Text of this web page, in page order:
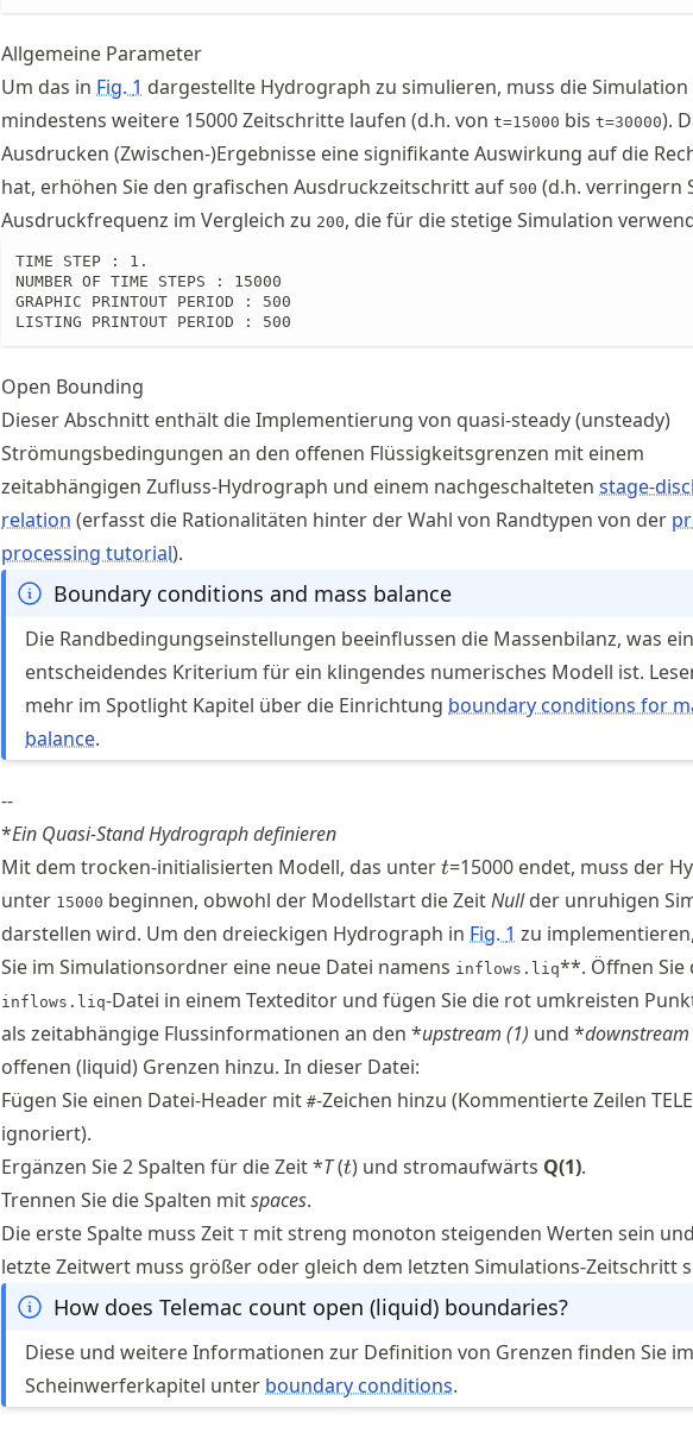
Allgemeine Parameter
Um das in Fig. 1 dargestellte Hydrograph zu simulieren, muss die
mindestens weitere 15000 Zeitschritte laufen (d.h. von t=15000 bis t=30000).
Ausdrucken (Zwischen-)Ergebnisse eine signifikante Auswirkung auf die
hat, erhöhen Sie den grafischen Ausdruckzeitschritt auf 500 (d.h. verringern
Ausdruckfrequenz im Vergleich zu 200, die für die stetige Simulation
TIME STEP : 1.
NUMBER OF TIME STEPS : 15000
GRAPHIC PRINTOUT PERIOD : 500
LISTING PRINTOUT PERIOD : 500
Open Bounding
Dieser Abschnitt enthält die Implementierung von quasi-steady (unsteady)
Strömungsbedingungen an den offenen Flüssigkeitsgrenzen mit einem
zeitabhängigen Zufluss-Hydrograph und einem nachgeschalteten stage-
relation (erfasst die Rationalitäten hinter der Wahl von Randtypen von der
processing tutorial).
Boundary conditions and mass balance
Die Randbedingungseinstellungen beeinflussen die Massenbilanz, was ein
entscheidendes Kriterium für ein klingendes numerisches Modell ist.
mehr im Spotlight Kapitel über die Einrichtung boundary conditions for
balance.
--
*Ein Quasi-Stand Hydrograph definieren
Mit dem trocken-initialisierten Modell, das untert
t=15000 endet, muss der
unter 15000 beginnen, obwohl der Modellstart die ZeitNullder unruhigen
darstellen wird. Um den dreieckigen Hydrograph in Fig. 1 zu
Sie im Simulationsordner eine neue Datei namens inflows.liq**. Öffnen Sie
inflows.liq-Datei in einem Texteditor und fügen Sie die rot umkreisten
als zeitabhängige Flussinformationen an den *upstream (1) und *downstream
offenen (liquid) Grenzen hinzu. In dieser Datei:
Fügen Sie einen Datei-Header mit #-Zeichen hinzu (Kommentierte Zeilen
ignoriert).
Ergänzen Sie 2 Spalten für die Zeit *T(t
t) und stromaufwärts Q(1).
Trennen Sie die Spalten mitspaces.
Die erste Spalte muss Zeit T mit streng monoton steigenden Werten sein
letzte Zeitwert muss größer oder gleich dem letzten Simulations-Zeitschritt
How does Telemac count open (liquid) boundaries?
Diese und weitere Informationen zur Definition von Grenzen finden Sie im
Scheinwerferkapitel unter boundary conditions.